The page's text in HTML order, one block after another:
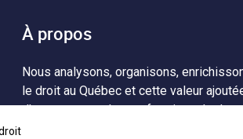
À propos
Nous analysons, organisons,
le droit au Québec et cette valeur
d’accompagner les professionnels